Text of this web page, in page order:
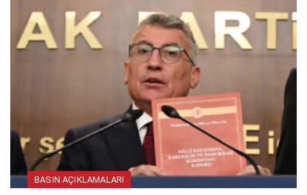
BASIN AÇIKLAMALARI